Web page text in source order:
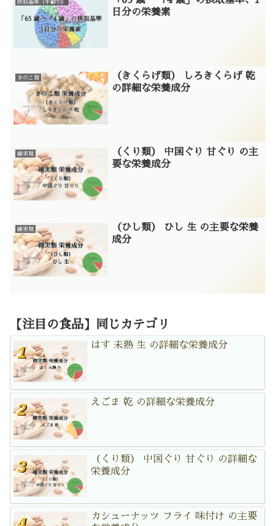
摂取基準（年齢別）
日分の栄養素
きのこ類
（きくらげ類） しろきくらげ 乾
の詳細な栄養成分
種実類
（くり類） 中国ぐり 甘ぐり の主
要な栄養成分
種実類
（ひし類） ひし 生 の主要な栄養
成分
【注目の食品】同じカテゴリ
はす 未熟 生 の詳細な栄養成分
えごま 乾 の詳細な栄養成分
（くり類） 中国ぐり 甘ぐり の詳細な
栄養成分
カシューナッツ フライ 味付け の主要